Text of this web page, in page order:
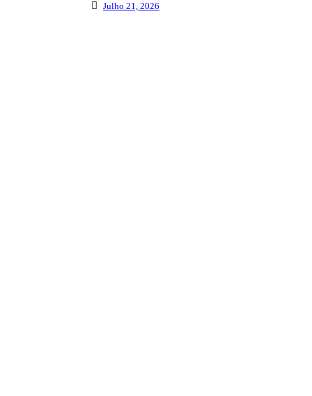
Julho 21, 2026